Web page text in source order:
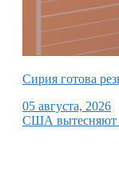
Сирия готова
05 августа, 2026
США вытесняют